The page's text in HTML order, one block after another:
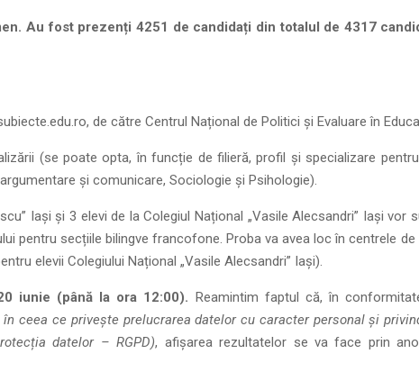
Au fost prezenți 4251 de candidați din totalul de 4317
de către Centrul Național de Politici și Evaluare în
(se poate opta, în funcție de filieră, profil și specializare
și comunicare, Sociologie și Psihologie).
Iași și 3 elevi de la Colegiul Național „Vasile Alecsandri” Iași
pentru secțiile bilingve francofone. Proba va avea loc în centrele
elevii Colegiului Național „Vasile Alecsandri” Iași).
iunie (până la ora 12:00). Reamintim faptul că, în
ceea ce privește prelucrarea datelor cu caracter personal și
datelor – RGPD), afișarea rezultatelor se va face prin